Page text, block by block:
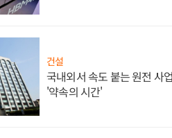
건설
국내외서 속도 붙는 원전 사
'약속의 시간'